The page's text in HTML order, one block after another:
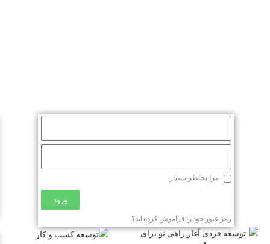
مرا بخاطر بسپار
ورود
رمز عبور خود را فراموش کرده اید؟